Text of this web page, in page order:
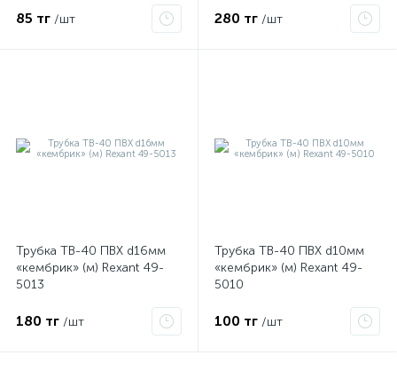
85 тг /шт 280 тг /шт
Трубка ТВ-40 ПВХ d16мм
«кембрик» (м) Rexant 49-
5013
180 тг /шт
Трубка ТВ-40 ПВХ d10мм
«кембрик» (м) Rexant 49-
5010
100 тг /шт